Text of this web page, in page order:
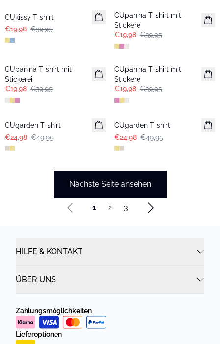
CUkissy T-shirt
€19,98 €39,95
CUpanina T-shirt mit
Stickerei
€19,98 €39,95
CUpanina T-shirt mit
Stickerei
€19,98 €39,95
-50%
CUpanina T-shirt mit
Stickerei
€19,98 €39,95
-50%
CUgarden T-shirt
€24,98 €49,95
-50%
CUgarden T-shirt
€24,98 €49,95
Nächste Seite ansehen
1 2 3
HILFE & KONTAKT
ÜBER UNS
Zahlungsmöglichkeiten
Lieferoptionen